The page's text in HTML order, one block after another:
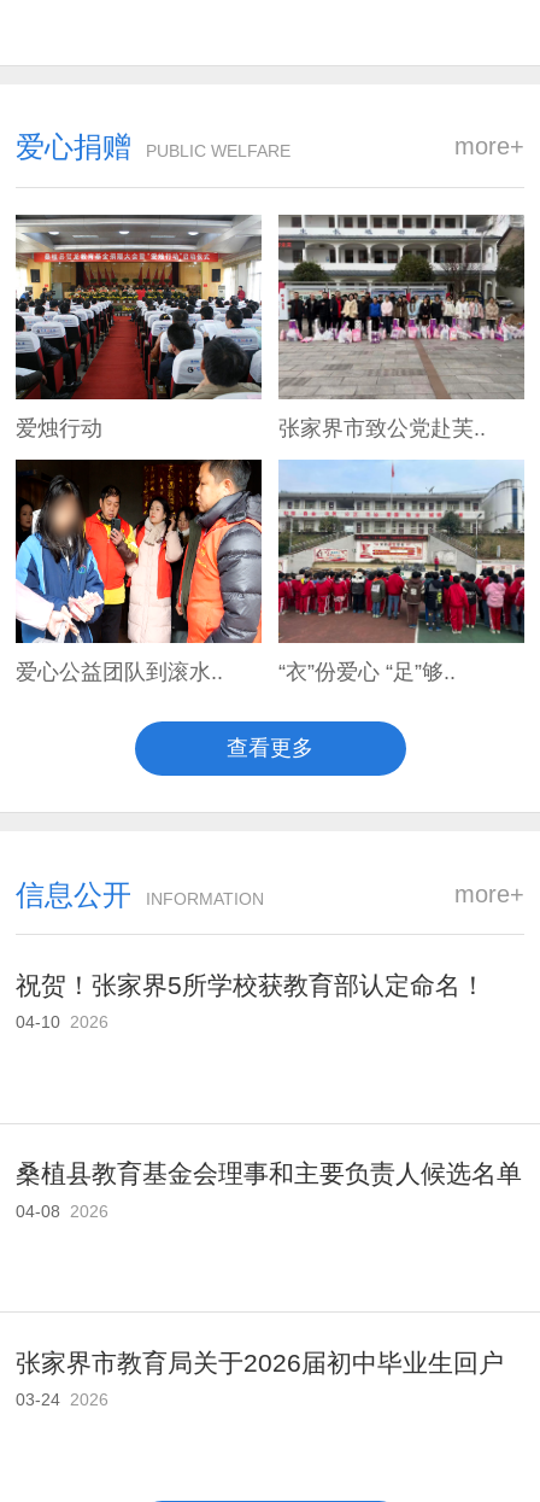
爱心捐赠 PUBLIC WELFARE more+
爱烛行动 张家界市致公党赴芙..
爱心公益团队到滚水.. “衣”份爱心 “足”够..
查看更多
信息公开 INFORMATION more+
祝贺！张家界5所学校获教育部认定命名！
04-10 2026
桑植县教育基金会理事和主要负责人候选名单
公..
04-08 2026
张家界市教育局关于2026届初中毕业生回户
籍地..
03-24 2026